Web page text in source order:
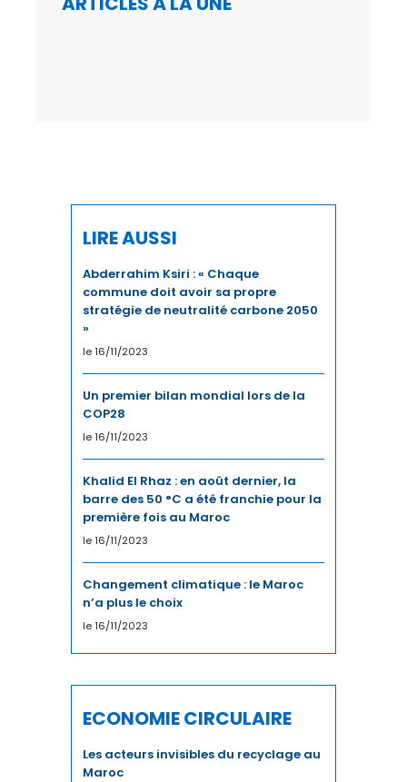
LIRE AUSSI
Abderrahim Ksiri : « Chaque
commune doit avoir sa propre
stratégie de neutralité carbone 2050
»
le 16/11/2023
Un premier bilan mondial lors de la
COP28
le 16/11/2023
Khalid El Rhaz : en août dernier, la
barre des 50 °C a été franchie pour la
première fois au Maroc
le 16/11/2023
Changement climatique : le Maroc
n’a plus le choix
le 16/11/2023
ECONOMIE CIRCULAIRE
Les acteurs invisibles du recyclage au
Maroc